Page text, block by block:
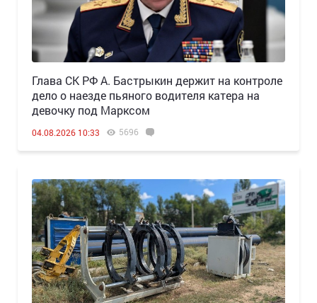
Глава СК РФ А. Бастрыкин держит на контроле
дело о наезде пьяного водителя катера на
девочку под Марксом
04.08.2026 10:33 5696